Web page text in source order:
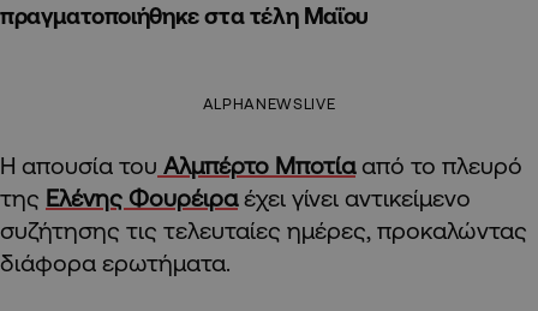
πραγματοποιήθηκε στα τέλη Μαΐου
ALPHANEWSLIVE
Η απουσία του Αλμπέρτο Μποτία από το πλευρό
της Ελένης Φουρέιραέχει γίνει αντικείμενο
συζήτησης τις τελευταίες ημέρες, προκαλώντας
διάφορα ερωτήματα.